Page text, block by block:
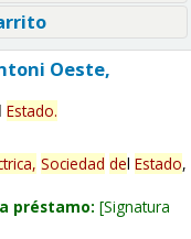
Oeste,
l Estado.
Sociedad del Estado,
préstamo: Signatura